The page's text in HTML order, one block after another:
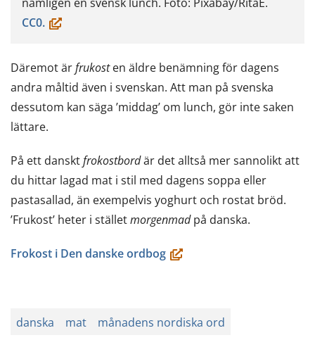
CC0.(öppnas
ett
nytt
fönster,
till
en
annan
tjänst)
Däremot ärfrukosten äldre benämning för dagens
andra måltid även i svenskan. Att man på svenska
dessutom kan säga ’middag’ om lunch, gör inte saken
lättare.
På ett dansktfrokostbordär det alltså mer sannolikt att
du hittar lagad mat i stil med dagens soppa eller
pastasallad, än exempelvis yoghurt och rostat bröd.
’Frukost’ heter i ställetmorgenmadpå danska.
Frokost i Den danske ordbog(öppnas
fönster,
danska mat månadens nordiska ord